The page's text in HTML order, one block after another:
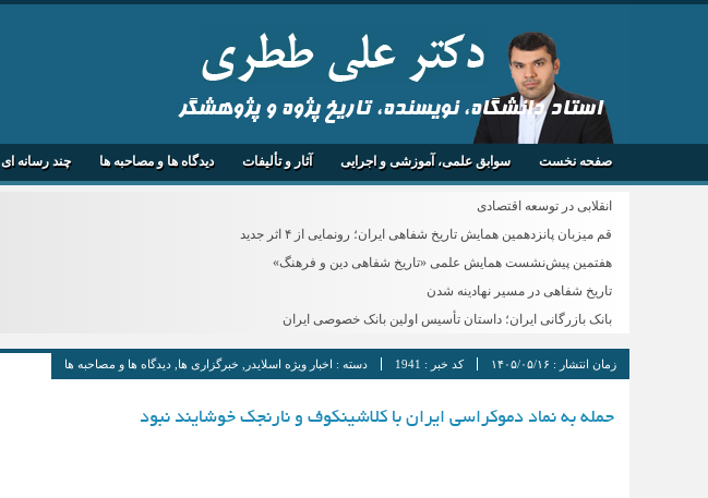
استاد دانشگاه، نویسنده، تاریخ پژوه و پژوهشگر
صفحه نخست سوابق علمی، آموزشی و اجرایی آثار و تألیفات دیدگاه ها و مصاحبه ها چند رسانه ای
انقلابی در توسعه اقتصادی
قم میزبان پانزدهمین همایش تاریخ شفاهی ایران؛ رونمایی از ۴ اثر جدید
هفتمین پیش‌نشست همایش علمی «تاریخ شفاهی دین و فرهنگ»
تاریخ شفاهی در مسیر نهادینه شدن
بانک بازرگانی ایران؛ داستان تأسیس اولین بانک خصوصی ایران
زمان انتشار : ۱۴۰۵/۰۵/۱۶ کد خبر : 1941 دسته : اخبار ویژه اسلایدر خبرگزاری ها دیدگاه ها و مصاحبه ها
حمله به نماد دموکراسی ایران با کلاشینکوف و نارنجک خوشایند نبود